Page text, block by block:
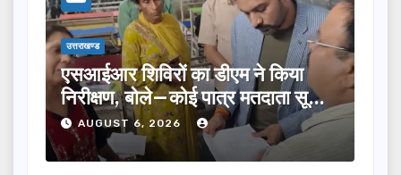
उत्तराखण्ड
एसआईआर शिविरों का डीएम ने किया
निरीक्षण, बोले—कोई पात्र मतदाता सूची
से न छूटे…
AUGUST 6, 2026